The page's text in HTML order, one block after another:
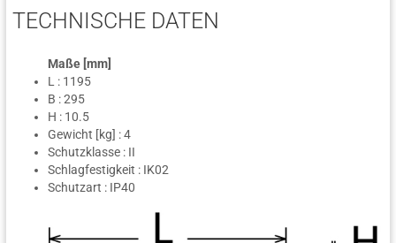
TECHNISCHE DATEN
Maße [mm]
L : 1195
B : 295
H : 10.5
Gewicht [kg] : 4
Schutzklasse : II
Schlagfestigkeit : IK02
Schutzart : IP40